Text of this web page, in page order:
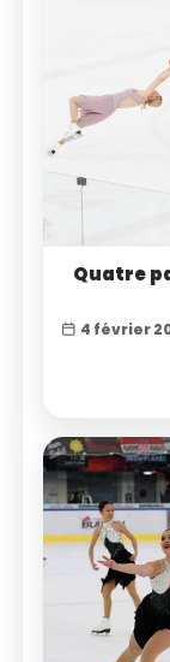
Quatre
4 février